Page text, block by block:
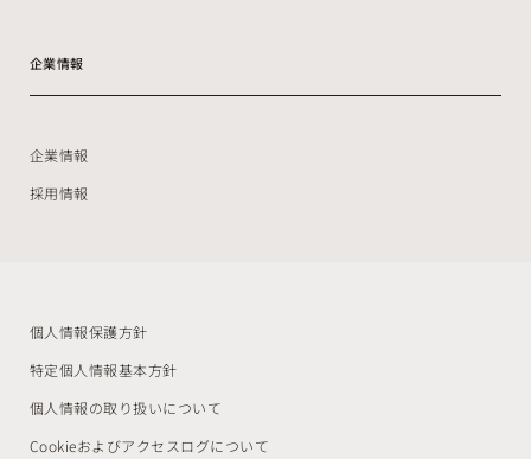
企業情報
企業情報
採用情報
個人情報保護方針
特定個人情報基本方針
個人情報の取り扱いについて
Cookieおよびアクセスログについて